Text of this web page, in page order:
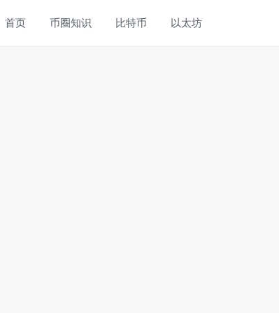
首页 币圈知识 比特币 以太坊